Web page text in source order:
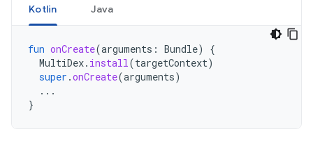
Kotlin Java
fun onCreate(arguments : Bundle)
{
MultiDex. install(targetContext)
super .onCreate(arguments)
...
}